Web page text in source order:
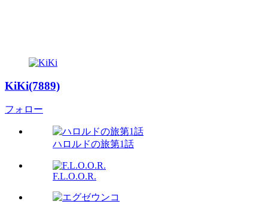
KiKi(7889)
フォロー
ハロルドの旅第1話
F.L.O.O.R.